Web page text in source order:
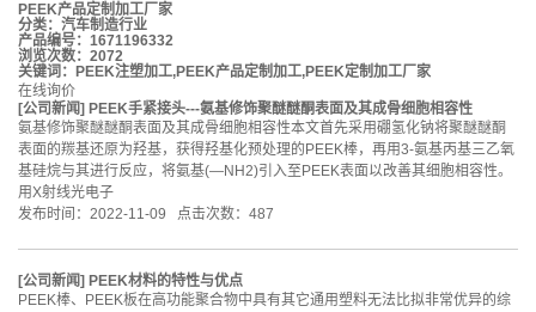
PEEK产品定制加工厂家
分类： 汽车制造行业
产品编号：1671196332
浏览次数：2072
关键词：
PEEK注塑加工,PEEK产品定制加工,PEEK定制加工厂家
在线询价
[公司新闻] PEEK手紧接头---氨基修饰聚醚醚酮表面及其成骨细胞相容性
氨基修饰聚醚醚酮表面及其成骨细胞相容性本文首先采用硼氢化钠将聚醚醚酮
表面的羰基还原为羟基，获得羟基化预处理的PEEK棒，再用3-氨基丙基三乙氧
基硅烷与其进行反应，将氨基(—NH2)引入至PEEK表面以改善其细胞相容性。
用X射线光电子
发布时间：2022-11-09 点击次数：487
[公司新闻] PEEK材料的特性与优点
PEEK棒、PEEK板在高功能聚合物中具有其它通用塑料无法比拟非常优异的综